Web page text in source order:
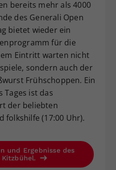
bereits mehr als 4000
des Generali Open
bietet wieder ein
für die
Eintritt warten nicht
sondern auch der
Frühschoppen. Ein
Tages ist das
der beliebten
folkshilfe (17:00 Uhr).
und Ergebnisse des
Kitzbühel.